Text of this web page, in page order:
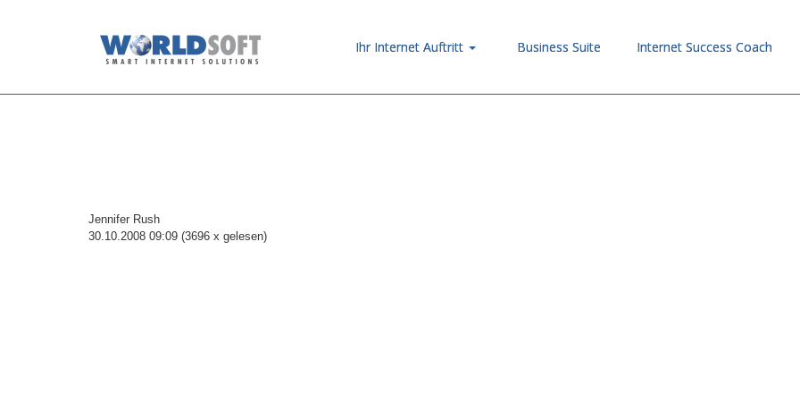
Ihr Internet Auftritt Business Suite Internet Success Coach
Jennifer Rush
30.10.2008 09:09 (3696 x gelesen)